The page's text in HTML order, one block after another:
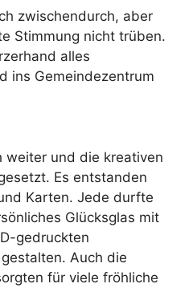
zwischendurch, aber
Stimmung nicht trüben.
alles
ins Gemeindezentrum
weiter und die kreativen
Es entstanden
Karten. Jede durfte
Glücksglas mit
gedruckten
Auch die
für viele fröhliche